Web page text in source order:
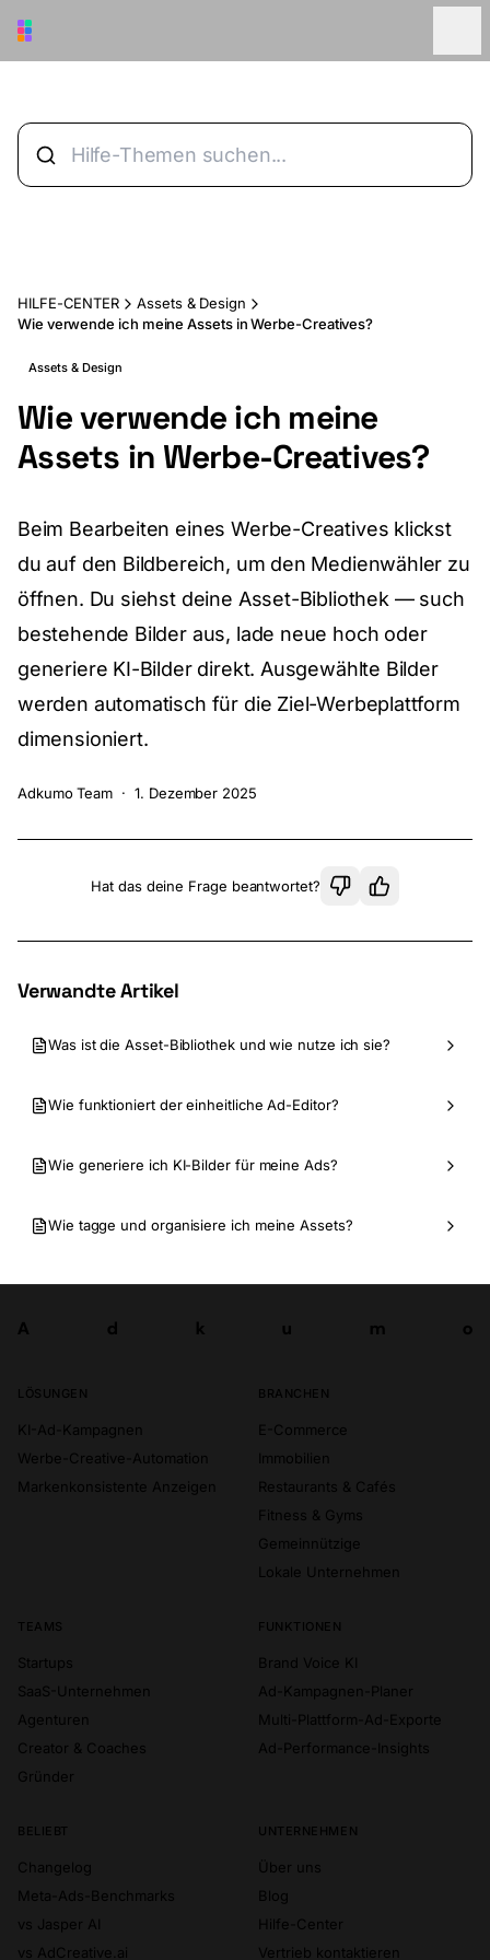
HILFE-CENTER
Assets & Design
Wie verwende ich meine Assets in Werbe-Creatives?
Assets & Design
Wie verwende ich meine
Assets in Werbe-Creatives?
Beim Bearbeiten eines Werbe-Creatives klickst
du auf den Bildbereich, um den Medienwähler zu
öffnen. Du siehst deine Asset-Bibliothek — such
bestehende Bilder aus, lade neue hoch oder
generiere KI-Bilder direkt. Ausgewählte Bilder
werden automatisch für die Ziel-Werbeplattform
dimensioniert.
Adkumo Team · 1. Dezember 2025
Hat das deine Frage beantwortet?
Verwandte Artikel
Was ist die Asset-Bibliothek und wie nutze ich sie?
Wie funktioniert der einheitliche Ad-Editor?
Wie generiere ich KI-Bilder für meine Ads?
Wie tagge und organisiere ich meine Assets?
A d k u m
o
LÖSUNGEN
KI-Ad-Kampagnen
Werbe-Creative-Automation
Markenkonsistente Anzeigen
BRANCHEN
E-Commerce
Immobilien
Restaurants & Cafés
Fitness & Gyms
Gemeinnützige
Lokale Unternehmen
TEAMS
Startups
SaaS-Unternehmen
Agenturen
Creator & Coaches
Gründer
FUNKTIONEN
Brand Voice KI
Ad-Kampagnen-Planer
Multi-Plattform-Ad-Exporte
Ad-Performance-Insights
BELIEBT
Changelog
Meta-Ads-Benchmarks
vs Jasper AI
vs AdCreative.ai
UNTERNEHMEN
Über uns
Blog
Hilfe-Center
Vertrieb kontaktieren